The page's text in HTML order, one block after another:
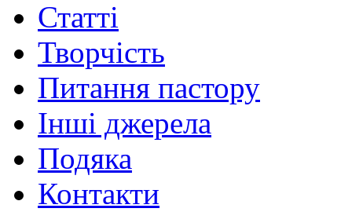
Статті
Творчість
Питання пастору
Інші джерела
Подяка
Контакти